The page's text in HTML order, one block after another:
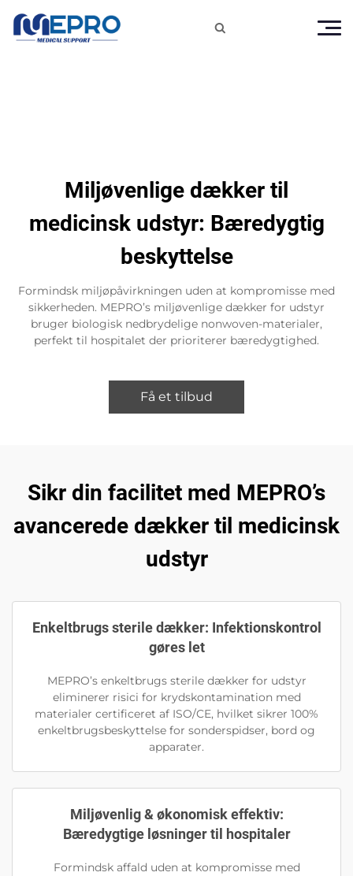

Miljøvenlige dækker til
medicinsk udstyr: Bæredygtig
beskyttelse
Formindsk miljøpåvirkningen uden at kompromisse med
sikkerheden. MEPRO’s miljøvenlige dækker for udstyr
bruger biologisk nedbrydelige nonwoven-materialer,
perfekt til hospitalet der prioriterer bæredygtighed.
Få et tilbud
Sikr din facilitet med MEPRO’s
avancerede dækker til medicinsk
udstyr
Enkeltbrugs sterile dækker: Infektionskontrol
gøres let
MEPRO’s enkeltbrugs sterile dækker for udstyr
eliminerer risici for krydskontamination med
materialer certificeret af ISO/CE, hvilket sikrer 100%
enkeltbrugsbeskyttelse for sonderspidser, bord og
apparater.
Miljøvenlig & økonomisk effektiv:
Bæredygtige løsninger til hospitaler
Formindsk affald uden at kompromisse med